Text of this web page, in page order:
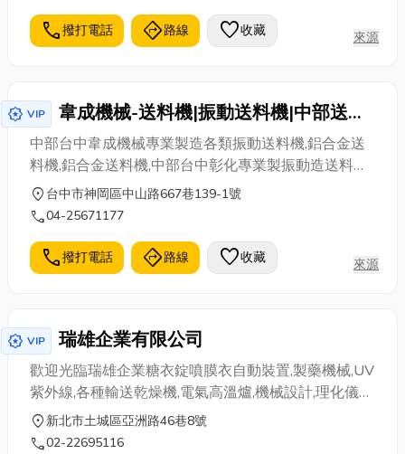
call撥打電話 directions路線 favorite收藏 來源
award_star VIP
韋成機械-送料機|振動送料機|中部送料
機|台中彰化振動送料機|震動送料機
中部台中韋成機械專業製造各類振動送料機,鋁合金送
料機,鋁合金送料機,中部台中彰化專業製振動造送料機,
振動送料機應用各類送料機,有白鐵送料機,鋁合金送料
機,台中振動送料機,中部送料機,各類台中自動化設計維
location_on 台中市神岡區中山路667巷139-1號
call04-25671177
call撥打電話 directions路線 favorite收藏 來源
award_star VIP 瑞雄企業有限公司
歡迎光臨瑞雄企業糖衣錠噴膜衣自動裝置,製藥機械,UV
紫外線,各種輸送乾燥機,電氣高溫爐,機械設計,理化儀
器,電熱承裝,瓦斯加熱輸送乾燥。(02)2269-5116新北
市土城區亞洲路46巷8號1樓
location_on新北市土城區亞洲路46巷8號
call02-22695116